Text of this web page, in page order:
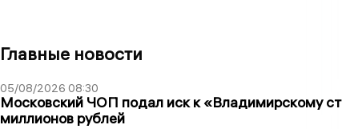
Главные новости
05/08/2026 08:30
Московский ЧОП подал иск к «Владимирскому
миллионов рублей